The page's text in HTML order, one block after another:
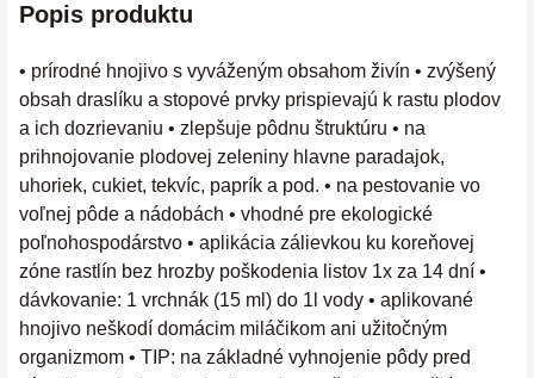
Popis produktu
• prírodné hnojivo s vyváženým obsahom živín • zvýšený
obsah draslíku a stopové prvky prispievajú k rastu plodov
a ich dozrievaniu • zlepšuje pôdnu štruktúru • na
prihnojovanie plodovej zeleniny hlavne paradajok,
uhoriek, cukiet, tekvíc, paprík a pod. • na pestovanie vo
voľnej pôde a nádobách • vhodné pre ekologické
poľnohospodárstvo • aplikácia zálievkou ku koreňovej
zóne rastlín bez hrozby poškodenia listov 1x za 14 dní •
dávkovanie: 1 vrchnák (15 ml) do 1l vody • aplikované
hnojivo neškodí domácim miláčikom ani užitočným
organizmom • TIP: na základné vyhnojenie pôdy pred